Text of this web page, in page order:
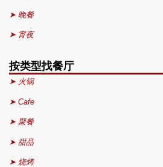
➤ 晚餐
➤ 宵夜
按类型找餐厅
➤ 火锅
➤ Cafe
➤ 聚餐
➤ 甜品
➤ 烧烤